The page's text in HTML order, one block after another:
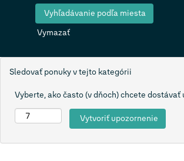
Vymazať
Sledovať ponuky v tejto kategórii
Vyberte, ako často (v dňoch) chcete dostávať